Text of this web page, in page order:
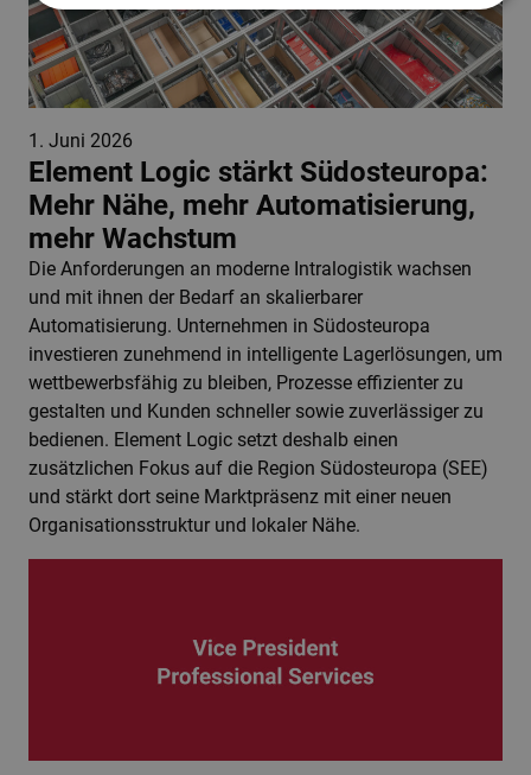
1. Juni 2026
Element Logic stärkt Südosteuropa:
Mehr Nähe, mehr Automatisierung,
mehr Wachstum
Die Anforderungen an moderne Intralogistik wachsen
und mit ihnen der Bedarf an skalierbarer
Automatisierung. Unternehmen in Südosteuropa
investieren zunehmend in intelligente Lagerlösungen, um
wettbewerbsfähig zu bleiben, Prozesse effizienter zu
gestalten und Kunden schneller sowie zuverlässiger zu
bedienen. Element Logic setzt deshalb einen
zusätzlichen Fokus auf die Region Südosteuropa (SEE)
und stärkt dort seine Marktpräsenz mit einer neuen
Organisationsstruktur und lokaler Nähe.
ITALIAN
ENGLISH